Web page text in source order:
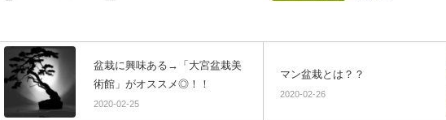
ラリー
盆栽に興味ある→「大宮盆栽美
術館」がオススメ◎！！
2020-02-25
マン盆栽とは？？
2020-02-26